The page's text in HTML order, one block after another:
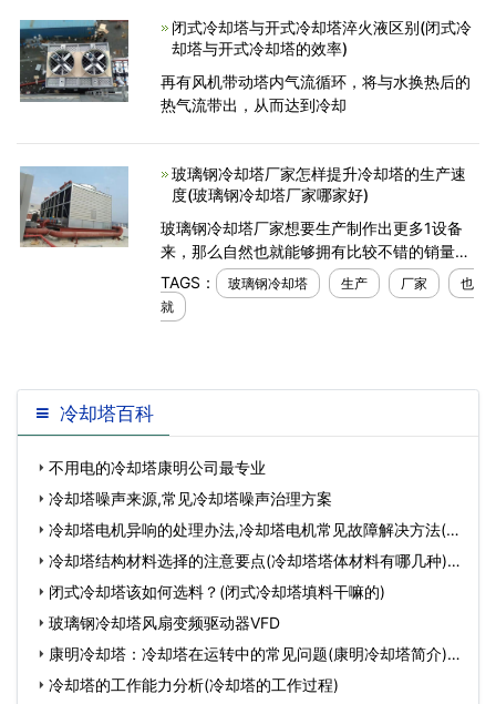
风与回风以3：7
闭式冷却塔与开式冷却塔淬火液区别(闭式冷
却塔与开式冷却塔的效率)
再有风机带动塔内气流循环，将与水换热后的
热气流带出，从而达到冷却
玻璃钢冷却塔厂家怎样提升冷却塔的生产速
度(玻璃钢冷却塔厂家哪家好)
玻璃钢冷却塔厂家想要生产制作出更多1设备
来，那么自然也就能够拥有比较不错的销量和
经济收入了。那么，作为厂家想要生产制作出
更多的机械设备来，自然也就需要厂家做好自
身的生产速度
TAGS： 玻璃钢冷却塔 生产 厂家
也
就
冷却塔百科
不用电的冷却塔康明公司最专业
冷却塔噪声来源,常见冷却塔噪声治理方案
冷却塔电机异响的处理办法,冷却塔电机常见故障解决方法(冷
却塔风扇电…
冷却塔结构材料选择的注意要点(冷却塔塔体材料有哪几种)…
闭式冷却塔该如何选料？(闭式冷却塔填料干嘛的)
玻璃钢冷却塔风扇变频驱动器VFD
康明冷却塔：冷却塔在运转中的常见问题(康明冷却塔简介)…
冷却塔的工作能力分析(冷却塔的工作过程)